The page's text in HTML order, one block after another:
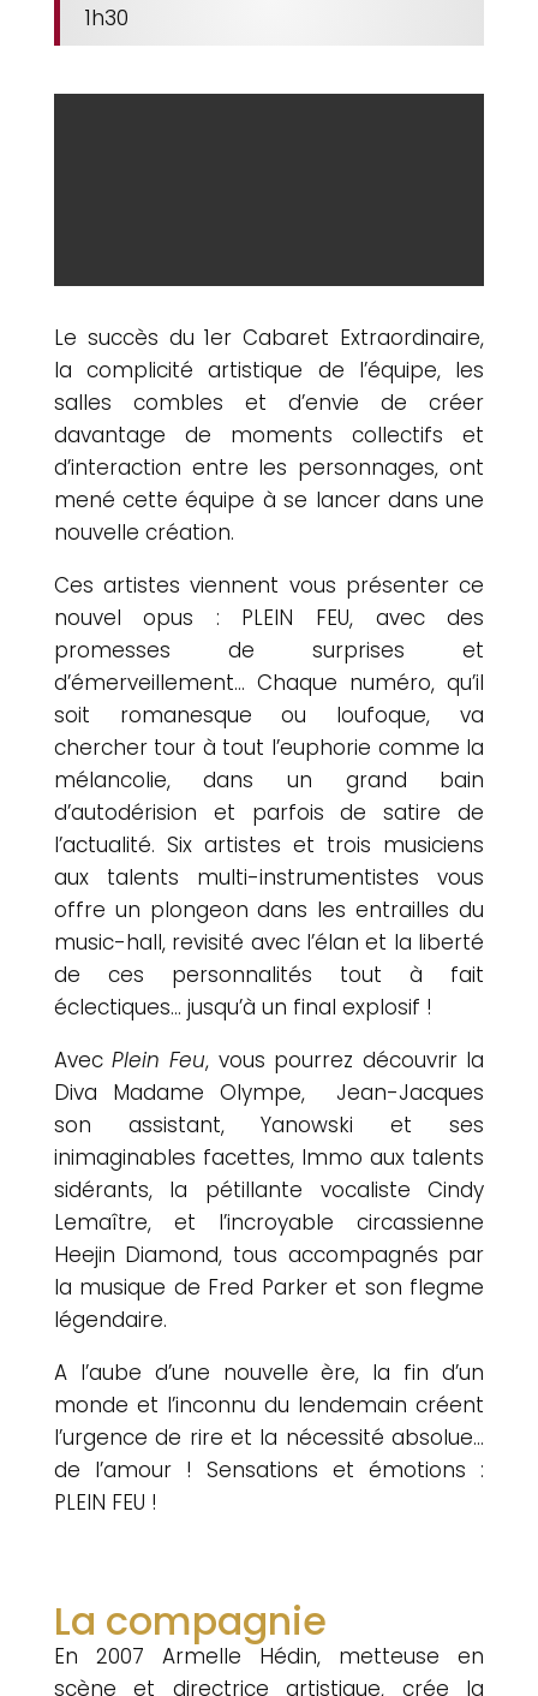
1h30
Le succès du 1er Cabaret Extraordinaire,
la complicité artistique de l’équipe, les
salles combles et d’envie de créer
davantage de moments collectifs et
d’interaction entre les personnages, ont
mené cette équipe à se lancer dans une
nouvelle création.
Ces artistes viennent vous présenter ce
nouvel opus : PLEIN FEU, avec des
promesses de surprises et
d’émerveillement… Chaque numéro, qu’il
soit romanesque ou loufoque, va
chercher tour à tout l’euphorie comme la
mélancolie, dans un grand bain
d’autodérision et parfois de satire de
l’actualité. Six artistes et trois musiciens
aux talents multi-instrumentistes vous
offre un plongeon dans les entrailles du
music-hall, revisité avec l’élan et la liberté
de ces personnalités tout à fait
éclectiques… jusqu’à un final explosif !
AvecPlein Feu, vous pourrez découvrir la
Diva Madame Olympe, Jean-Jacques
son assistant, Yanowski et ses
inimaginables facettes, Immo aux talents
sidérants, la pétillante vocaliste Cindy
Lemaître, et l’incroyable circassienne
Heejin Diamond, tous accompagnés par
la musique de Fred Parker et son flegme
légendaire.
A l’aube d’une nouvelle ère, la fin d’un
monde et l’inconnu du lendemain créent
l’urgence de rire et la nécessité absolue…
de l’amour ! Sensations et émotions :
PLEIN FEU !
La compagnie
En 2007 Armelle Hédin, metteuse en
scène et directrice artistique, crée la